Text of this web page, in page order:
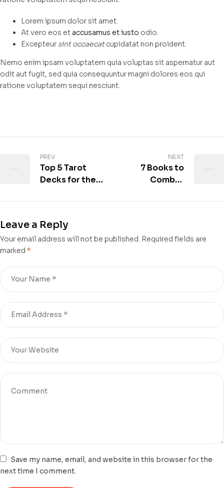
Lorem ipsum dolor sit amet.
At vero eos et accusamus et iusto odio.
Excepteur sint occaecatcupidatat non proident.
Nemo enim ipsam voluptatem quia voluptas sit aspernatur aut
odit aut fugit, sed quia consequuntur magni dolores eos qui
ratione voluptatem sequi nesciunt.
PREV
Top 5 Tarot
Decks for the
Summit
NEXT
7 Books to
Combat
Leave a Reply
Your email address will not be published. Required fields are
marked *
Save my name, email, and website in this browser for the
next time I comment.